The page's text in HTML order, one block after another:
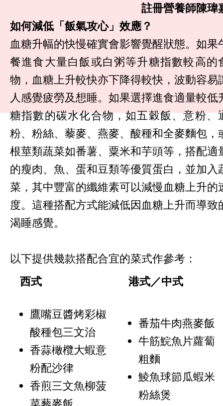
註冊營養師陳瑋
如何減低「飯氣攻心」效應？
血糖升幅的快慢確實會影響覺醒狀態。如果
餐進食大量白飯或白粥等升糖指數較高的
物，血糖上升較快亦下降得較快，波動容易
人感覺疲勞及想睡。如果選擇進食適量較低
糖指數的碳水化合物，如五穀飯、意粉、
粉、粉絲、藜麥、燕麥、酸種和全麥麵包，
根莖類蔬菜如番薯、粟米和芋頭等，搭配適
的瘦肉、魚、蛋和豆類等優質蛋白，並加入
菜，其中豐富的纖維素可以減慢血糖上升的
度。這種搭配方式能減低因血糖上升而導致
渴睡感覺。
以下提供幾款搭配合宜的菜式作參考：
西式
港式／中式
鷹嘴豆醬烤彩椒
酸種包三文治
香蒜橄欖大蝦意
粉配沙律
香煎三文魚柳菠
菜藜麥飯
番茄牛肉燕麥飯
牛筋鯇魚片蘿蔔
粗麵
鯪魚球節瓜蝦米
粉絲煲